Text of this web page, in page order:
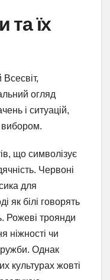
та їх
огляд
і ситуацій,
вибором.
що символізує
Червоні
для
як білі говорять
Рожеві троянди
ніжності чи
Однак
культурах жовті